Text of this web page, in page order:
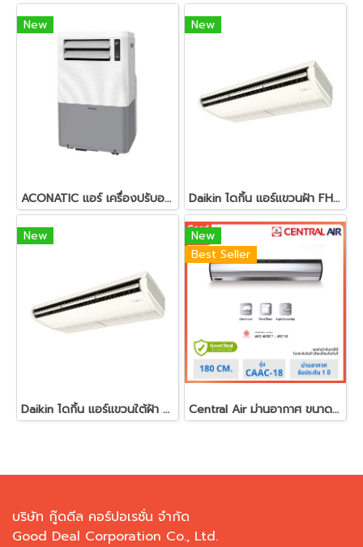
New
ACONATIC แอร์ เครื่องปรับอากาศเคลื่อนที่ 12000BTU รุ่น AN-PAC12C6
New
Daikin ไดกิ้น แอร์แขวนฝ้า FHFQ42FV2S ประหยัดไฟสูงสุดเบอร์ 5 Ceiling Type ระบบอินเวอร์เตอร์ Inverter น้ำยา R32 [ส่งฟรีทั่วประเทศ] 42,000 BTU ไฟ 220V
New
Daikin ไดกิ้น แอร์แขวนใต้ฝ้า 48000BTU ประหยัดไฟสูงสุดเบอร์ 5 รุ่น FHFQ48FV2S
New
Best Seller
Central Air ม่านอากาศ ขนาด 180 ซม. รุ่น CAAC-18
บริษัท กู๊ดดีล คอร์ปอเรชั่น จำกัด
Good Deal Corporation Co., Ltd.